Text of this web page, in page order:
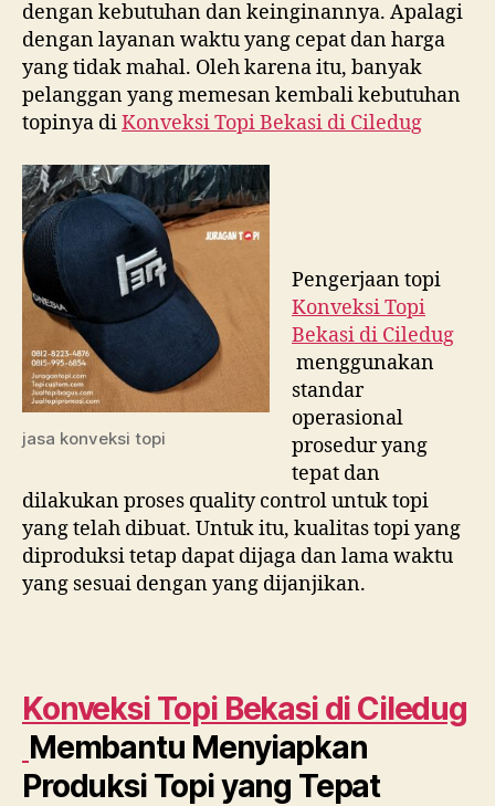
dengan kebutuhan dan keinginannya. Apalagi
dengan layanan waktu yang cepat dan harga
yang tidak mahal. Oleh karena itu, banyak
pelanggan yang memesan kembali kebutuhan
topinya diKonveksi Topi Bekasi di Ciledug
jasa konveksi topi
Pengerjaan topi
Konveksi Topi
Bekasi di Ciledug
menggunakan
standar
operasional
prosedur yang
tepat dan
dilakukan proses quality control untuk topi
yang telah dibuat. Untuk itu, kualitas topi yang
diproduksi tetap dapat dijaga dan lama waktu
yang sesuai dengan yang dijanjikan.
Konveksi Topi Bekasi di Ciledug
Membantu Menyiapkan
Produksi Topi yang Tepat